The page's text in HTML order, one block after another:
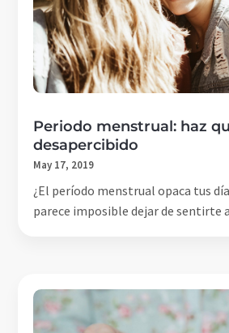
Periodo menstrual: haz
desapercibido
May 17, 2019
¿El período menstrual opaca tus
parece imposible dejar de sentirte